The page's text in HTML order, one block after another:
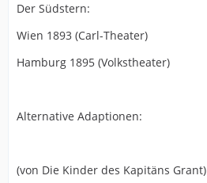
Der Südstern:
Wien 1893 (Carl-Theater)
Hamburg 1895 (Volkstheater)
Alternative Adaptionen:
(von Die Kinder des Kapitäns Grant)